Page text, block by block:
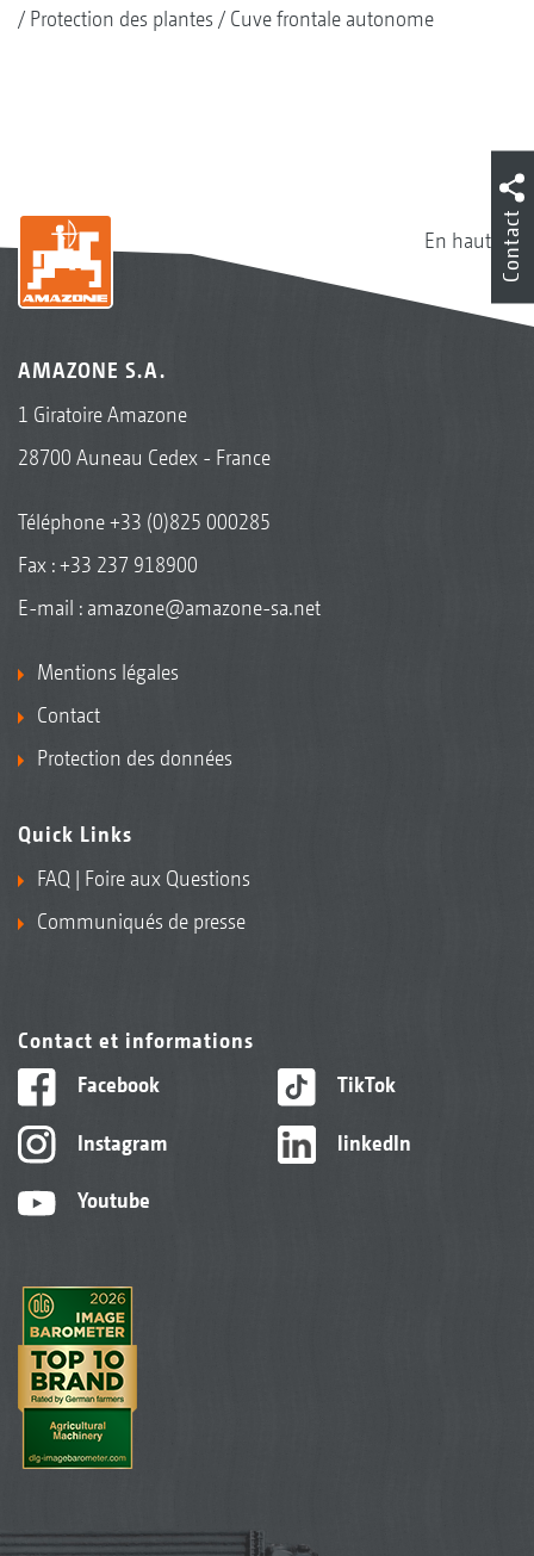
Protection des plantes
Cuve frontale autonome
En haut
AMAZONE S.A.
1 Giratoire Amazone
28700 Auneau Cedex - France
Téléphone+33 (0)825 000285
Fax : +33 237 918900
E-mail : amazone@amazone-sa.net
Mentions légales
Contact
Protection des données
Quick Links
FAQ | Foire aux Questions
Communiqués de presse
Contact et informations
Facebook
Instagram
Youtube
TikTok
linkedIn
Contact